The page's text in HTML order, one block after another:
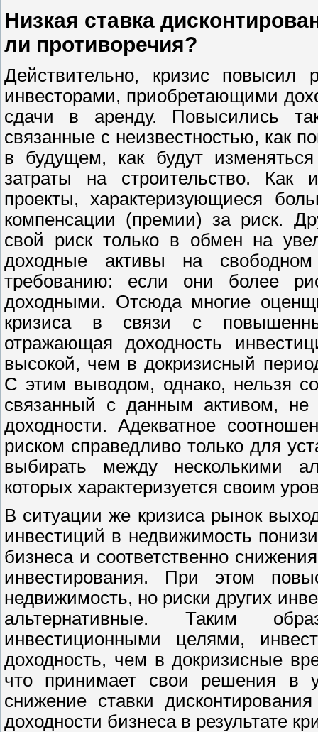
Низкая ставка
ли противоречия?
Действительно, кризис повысил
инвесторами, приобретающими
сдачи в аренду. Повысились
связанные с неизвестностью, как
в будущем, как будут
затраты на строительство. Как
проекты, характеризующиеся
компенсации (премии) за риск.
свой риск только в обмен на
доходные активы на
требованию: если они более
доходными. Отсюда многие
кризиса в связи с
отражающая доходность
высокой, чем в докризисный
С этим выводом, однако, нельзя
связанный с данным активом, не
доходности. Адекватное
риском справедливо только для
выбирать между несколькими
которых характеризуется своим
В ситуации же кризиса рынок
инвестиций в недвижимость
бизнеса и соответственно
инвестирования. При этом
недвижимость, но риски других
альтернативные. Таким
инвестиционными целями,
доходность, чем в докризисные
что принимает свои решения в
снижение ставки
доходности бизнеса в результате